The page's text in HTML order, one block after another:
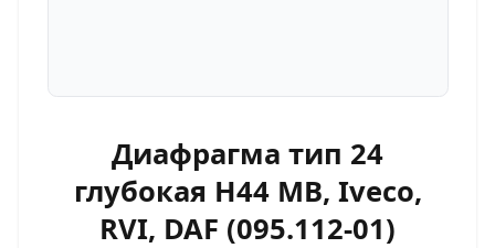
Диафрагма тип 24
глубокая H44 MB, Iveco,
RVI, DAF (095.112-01)